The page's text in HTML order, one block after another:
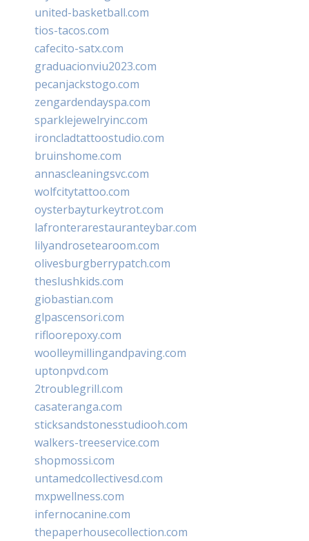
united-basketball.com
tios-tacos.com
cafecito-satx.com
graduacionviu2023.com
pecanjackstogo.com
zengardendayspa.com
sparklejewelryinc.com
ironcladtattoostudio.com
bruinshome.com
annascleaningsvc.com
wolfcitytattoo.com
oysterbayturkeytrot.com
lafronterarestauranteybar.com
lilyandrosetearoom.com
olivesburgberrypatch.com
theslushkids.com
giobastian.com
glpascensori.com
rifloorepoxy.com
woolleymillingandpaving.com
uptonpvd.com
2troublegrill.com
casateranga.com
sticksandstonesstudiooh.com
walkers-treeservice.com
shopmossi.com
untamedcollectivesd.com
mxpwellness.com
infernocanine.com
thepaperhousecollection.com